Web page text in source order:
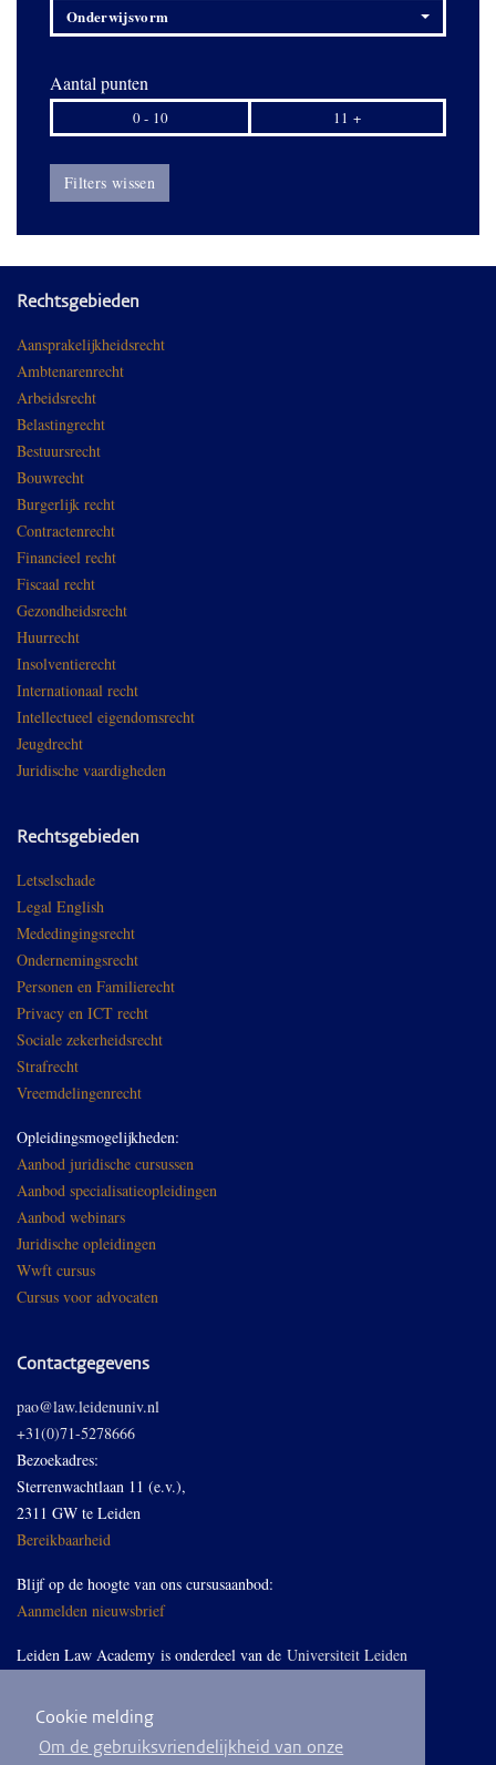
Cookie melding
Om de gebruiksvriendelijkheid van onze
Onderwijsvorm
Aantal punten
0 - 10 11 +
Filters wissen
Rechtsgebieden
Aansprakelijkheidsrecht
Ambtenarenrecht
Arbeidsrecht
Belastingrecht
Bestuursrecht
Bouwrecht
Burgerlijk recht
Contractenrecht
Financieel recht
Fiscaal recht
Gezondheidsrecht
Huurrecht
Insolventierecht
Internationaal recht
Intellectueel eigendomsrecht
Jeugdrecht
Juridische vaardigheden
Rechtsgebieden
Letselschade
Legal English
Mededingingsrecht
Ondernemingsrecht
Personen en Familierecht
Privacy en ICT recht
Sociale zekerheidsrecht
Strafrecht
Vreemdelingenrecht
Opleidingsmogelijkheden:
Aanbod juridische cursussen
Aanbod specialisatieopleidingen
Aanbod webinars
Juridische opleidingen
Wwft cursus
Cursus voor advocaten
Contactgegevens
pao@law.leidenuniv.nl
+31(0)71-5278666
Bezoekadres:
Sterrenwachtlaan 11 (e.v.),
2311 GW te Leiden
Bereikbaarheid
Blijf op de hoogte van ons cursusaanbod:
Aanmelden nieuwsbrief
Leiden Law Academy is onderdeel van de Universiteit Leiden
Volg ons op LinkedIn